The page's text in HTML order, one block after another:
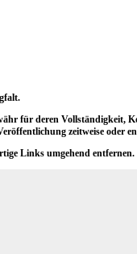
für deren Vollständigkeit,
zeitweise oder
Links umgehend entfernen.